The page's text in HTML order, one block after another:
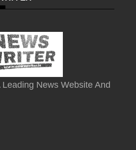
Leading News Website And